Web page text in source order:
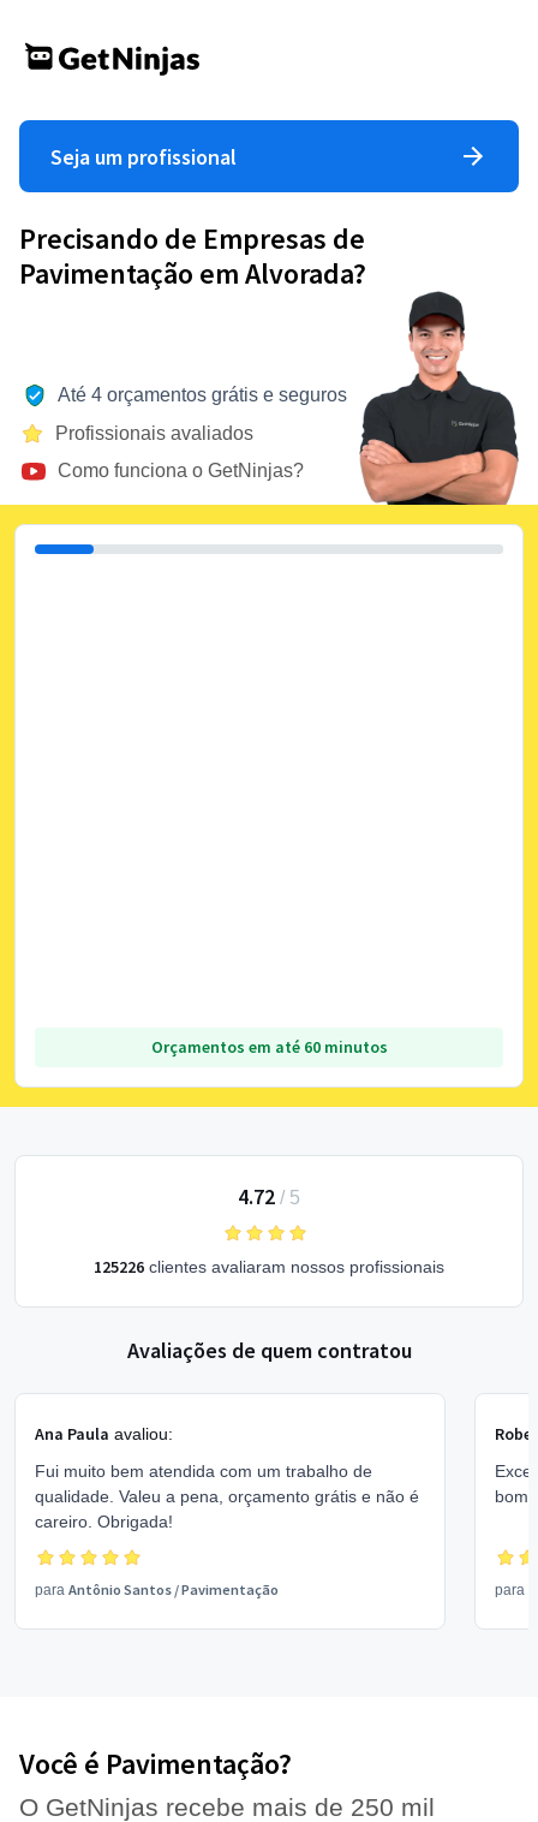
Seja um profissional
Precisando de Empresas de
Pavimentação em Alvorada?
Até 4 orçamentos grátis e seguros
Profissionais avaliados
Como funciona o GetNinjas?
Orçamentos em até 60 minutos
4.72 / 5
125226 clientes avaliaram nossos profissionais
Avaliações de quem contratou
Ana Paula avaliou:
Fui muito bem atendida com um trabalho de
qualidade. Valeu a pena, orçamento grátis e não é
careiro. Obrigada!
para Antônio Santos /Pavimentação
bom
para
Você é Pavimentação?
O GetNinjas recebe mais de 250 mil